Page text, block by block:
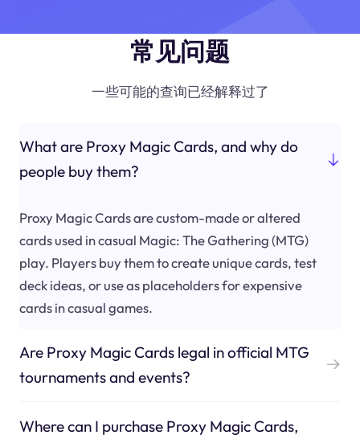
常见问题
一些可能的查询已经解释过了
What are Proxy Magic Cards, and why do
people buy them?
Proxy Magic Cards are custom-made or altered
cards used in casual Magic: The Gathering (MTG)
play. Players buy them to create unique cards, test
deck ideas, or use as placeholders for expensive
cards in casual games.
Are Proxy Magic Cards legal in official MTG
tournaments and events?
Where can I purchase Proxy Magic Cards,